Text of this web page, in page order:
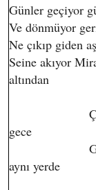
Günler geçiyor
Ve dönmüyor
Ne çıkıp giden
Seine akıyor
altından
Çalsana
gece
Günler
aynı yerde